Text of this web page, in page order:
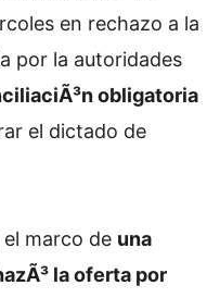
en rechazo a la
por la autoridades
obligatoria
el dictado de
el marco de una
la oferta por